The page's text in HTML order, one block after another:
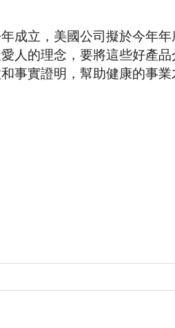
成立，美國公司擬於今年年
人的理念，要將這些好產
事實證明，幫助健康的事業